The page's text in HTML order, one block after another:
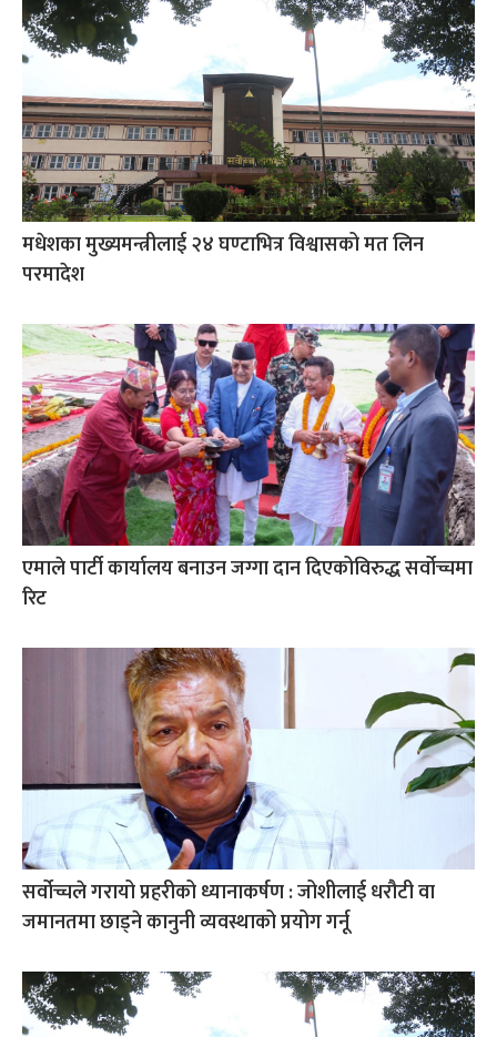
मधेशका मुख्यमन्त्रीलाई २४ घण्टाभित्र विश्वासको मत लिन
परमादेश
एमाले पार्टी कार्यालय बनाउन जग्गा दान दिएकोविरुद्ध सर्वोच्चमा
रिट
सर्वोच्चले गरायो प्रहरीको ध्यानाकर्षण : जोशीलाई धरौटी वा
जमानतमा छाड्ने कानुनी व्यवस्थाको प्रयोग गर्नू